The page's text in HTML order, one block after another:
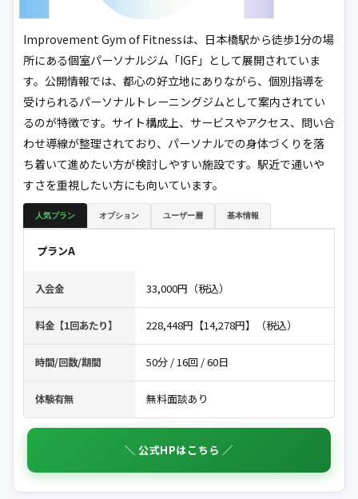
Improvement Gym of Fitnessは、日本橋駅から徒歩1分の場
所にある個室パーソナルジム「IGF」として展開されていま
す。公開情報では、都心の好立地にありながら、個別指導を
受けられるパーソナルトレーニングジムとして案内されてい
るのが特徴です。サイト構成上、サービスやアクセス、問い合
わせ導線が整理されており、パーソナルでの身体づくりを落
ち着いて進めたい方が検討しやすい施設です。駅近で通いや
すさを重視したい方にも向いています。
人気プラン オプション ユーザー層 基本情報
プランA
入会金 33,000円（税込）
料金【1回あたり】 228,448円【14,278円】（税込）
時間/回数/期間 50分 / 16回 / 60日
体験有無 無料面談あり
＼ 公式HPはこちら ／